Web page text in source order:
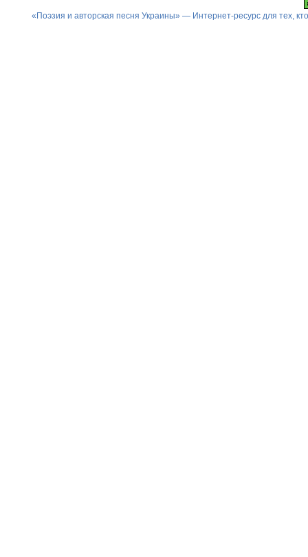
«Поэзия и авторская песня Украины» — Интернет-ресурс для тех,